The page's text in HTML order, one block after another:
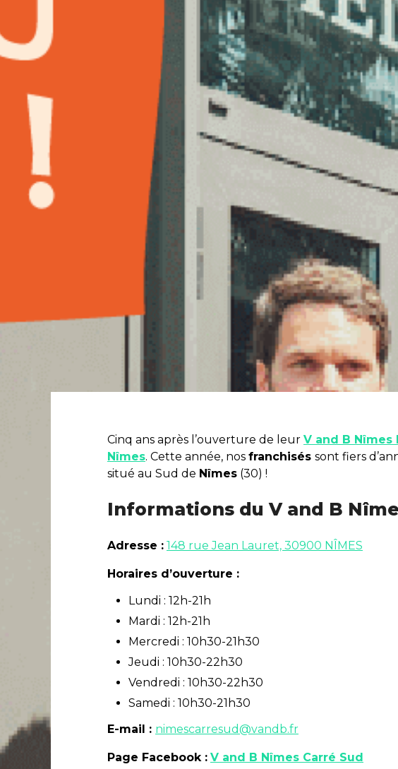
Cinq ans après l’ouverture de leur V and B Nîmes
Nîmes. Cette année, nos franchisés sont fiers
situé au Sud de Nîmes (30) !
Informations du V and B
Adresse : 148 rue Jean Lauret, 30900 NÎMES
Horaires d’ouverture :
Lundi : 12h-21h
Mardi : 12h-21h
Mercredi : 10h30-21h30
Jeudi : 10h30-22h30
Vendredi : 10h30-22h30
Samedi : 10h30-21h30
E-mail : nimescarresud@vandb.fr
Page Facebook : V and B Nîmes Carré Sud